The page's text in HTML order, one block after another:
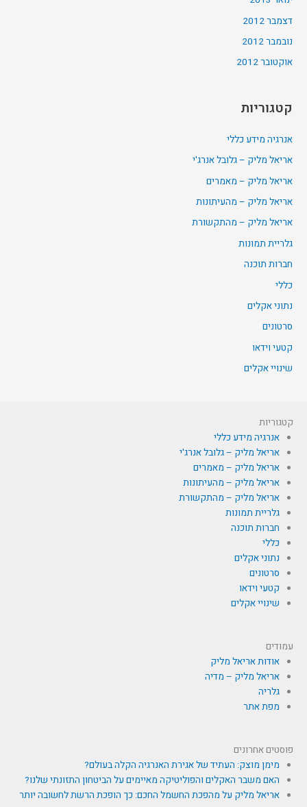
דצמבר 2012
נובמבר 2012
אוקטובר 2012
קטגוריות
אנרגיה מידע כללי
אריאל מליק – גלובל אנרג'י
אריאל מליק – מאמרים
אריאל מליק – מהעיתונות
אריאל מליק – מהתקשורת
גלריית תמונות
חברות תוכנה
כללי
נתוני אקלים
סרטונים
קטעי וידאו
שינויי אקלים
קטגוריות
אנרגיה מידע כללי
אריאל מליק – גלובל אנרג'י
אריאל מליק – מאמרים
אריאל מליק – מהעיתונות
אריאל מליק – מהתקשורת
גלריית תמונות
חברות תוכנה
כללי
נתוני אקלים
סרטונים
קטעי וידאו
שינויי אקלים
עמודים
אודות אריאל מליק
אריאל מליק – מדיה
גלריה
מפת אתר
פוסטים אחרונים
מימן מוצק: העתיד של אגירת האנרגיה הקלה בעולם?
האם משבר האקלים והפוליטיקה מאיימים על הביטחון התזונתי שלנו?
אריאל מליק על מהפכת החשמל החכם: כך הופכת הרשת לחשובה יותר